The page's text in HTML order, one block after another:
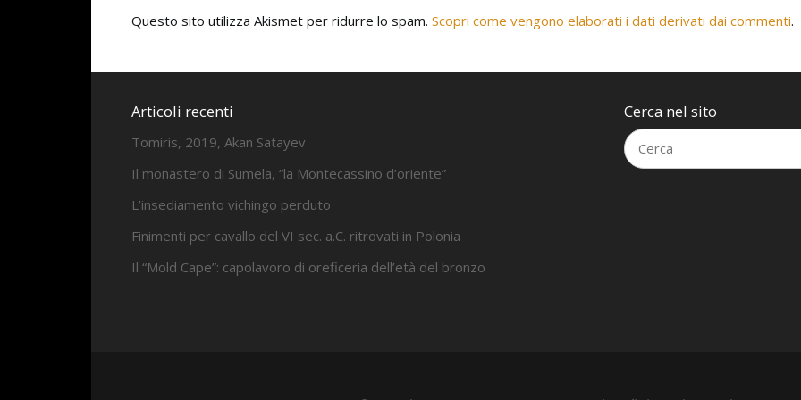
Questo sito utilizza Akismet per ridurre lo spam. Scopri come vengono elaborati i dati derivati dai commenti.
Articoli recenti
Tomiris, 2019, Akan Satayev
Il monastero di Sumela, “la Montecassino d’oriente”
L’insediamento vichingo perduto
Finimenti per cavallo del VI sec. a.C. ritrovati in Polonia
Il “Mold Cape”: capolavoro di oreficeria dell’età del bronzo
Cerca nel sito